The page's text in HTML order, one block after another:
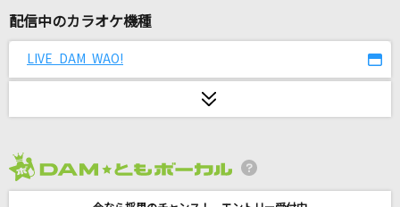
[生音]Love so sweet
田園
配信中のカラオケ機種
LIVE DAM WAO!